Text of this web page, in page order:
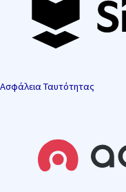
Ασφάλεια Ταυτότητας